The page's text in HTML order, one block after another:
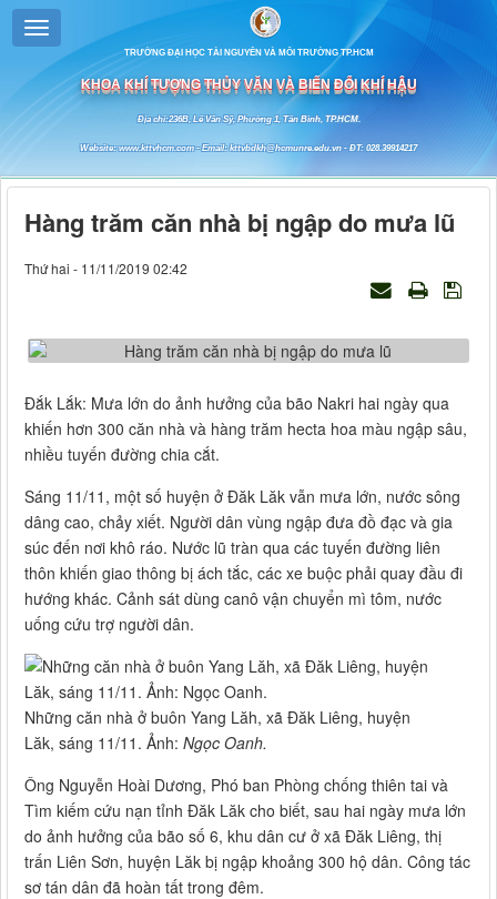
TRƯỜNG ĐẠI HỌC TÀI NGUYÊN VÀ MÔI TRƯỜNG TP.HCM
KHOA KHÍ TƯỢNG THỦY VĂN VÀ BIẾN ĐỔI KHÍ HẬU
Địa chỉ:236B, Lê Văn Sỹ, Phường 1, Tân Bình, TP.HCM.
Website: www.kttvhcm.com - Email: kttvbdkh@hcmunre.edu.vn - ĐT: 028.39914217
Hàng trăm căn nhà bị ngập do mưa lũ
Thứ hai - 11/11/2019 02:42
Đắk Lắk: Mưa lớn do ảnh hưởng của bão Nakri hai ngày qua
khiến hơn 300 căn nhà và hàng trăm hecta hoa màu ngập sâu,
nhiều tuyến đường chia cắt.
Sáng 11/11, một số huyện ở Đăk Lăk vẫn mưa lớn, nước sông
dâng cao, chảy xiết. Người dân vùng ngập đưa đồ đạc và gia
súc đến nơi khô ráo. Nước lũ tràn qua các tuyến đường liên
thôn khiến giao thông bị ách tắc, các xe buộc phải quay đầu đi
hướng khác. Cảnh sát dùng canô vận chuyển mì tôm, nước
uống cứu trợ người dân.
Những căn nhà ở buôn Yang Lăh, xã Đăk Liêng, huyện
Lăk, sáng 11/11. Ảnh: Ngọc Oanh.
Ông Nguyễn Hoài Dương, Phó ban Phòng chống thiên tai và
Tìm kiếm cứu nạn tỉnh Đăk Lăk cho biết, sau hai ngày mưa lớn
do ảnh hưởng của bão số 6, khu dân cư ở xã Đăk Liêng, thị
trấn Liên Sơn, huyện Lăk bị ngập khoảng 300 hộ dân. Công tác
sơ tán dân đã hoàn tất trong đêm.